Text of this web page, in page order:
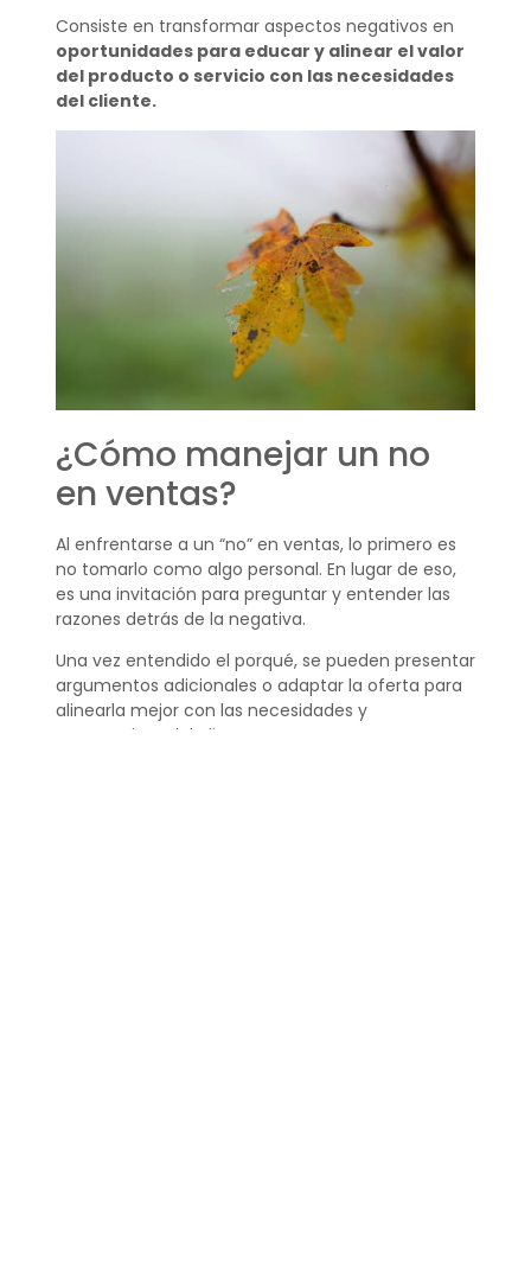
Consiste en transformar aspectos negativos en
oportunidades para educar y alinear el valor
del producto o servicio con las necesidades
del cliente.
¿Cómo manejar un no
en ventas?
Al enfrentarse a un “no” en ventas, lo primero es
no tomarlo como algo personal. En lugar de eso,
es una invitación para preguntar y entender las
razones detrás de la negativa.
Una vez entendido el porqué, se pueden presentar
argumentos adicionales o adaptar la oferta para
alinearla mejor con las necesidades y
expectativas del cliente.